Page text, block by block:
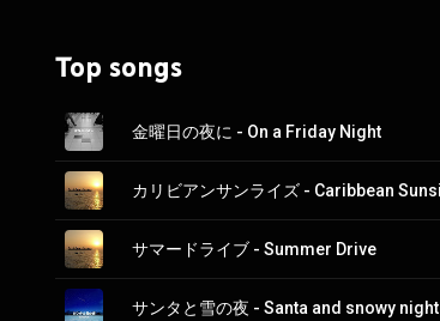
Top songs
金曜日の夜に - On a Friday Night
サマードライブ - Summer Drive
サンタと雪の夜 - Santa and snowy night